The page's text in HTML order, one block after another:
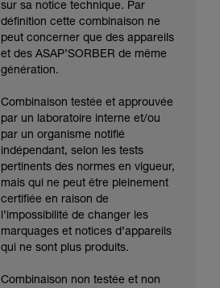
sur sa notice technique. Par
définition cette combinaison ne
peut concerner que des appareils
et des ASAP’SORBER de même
génération.
Combinaison testée et approuvée
par un laboratoire interne et/ou
par un organisme notifié
indépendant, selon les tests
pertinents des normes en vigueur,
mais qui ne peut être pleinement
certifiée en raison de
l’impossibilité de changer les
marquages et notices d’appareils
qui ne sont plus produits.
Combinaison non testée et non